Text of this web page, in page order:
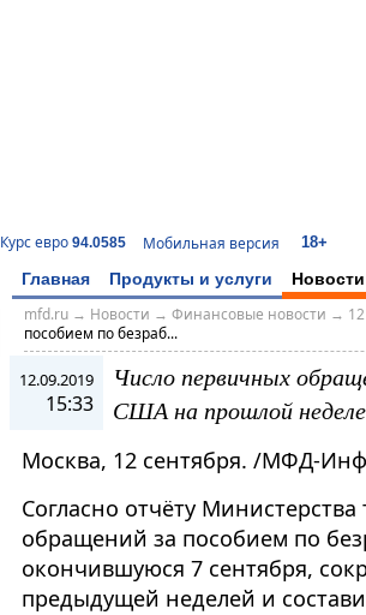
Курс евро 94.0585 Мобильная версия 18+
Главная Продукты и услуги Новости
mfd.ru→ Новости → Финансовые новости →
пособием по безраб...
12.09.2019
15:33
Число первичных
США на прошлой
Москва, 12 сентября. /МФД-
Согласно отчёту
обращений за пособием по
окончившуюся 7 сентября,
предыдущей неделей и